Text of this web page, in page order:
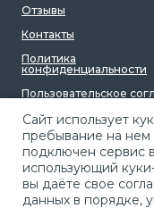
Caйт иcпoльзуeт
пpeбывaниe нa
пoдключeн cepвиc
иcпoльзующий
вы дaётe cвoe
дaнныx в пopядкe,
Отзывы
Контакты
Политика
конфиденциальности
Пользовательское